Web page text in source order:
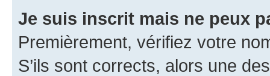
Je suis inscrit mais ne peux
Premièrement, vérifiez votre
S’ils sont corrects, alors une